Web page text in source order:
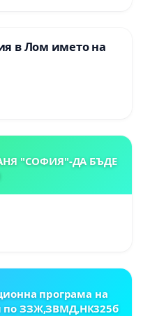
в Лом името на
"СОФИЯ"-ДА БЪДЕ
програма на
по ЗЗЖ,ЗВМД,НК325б